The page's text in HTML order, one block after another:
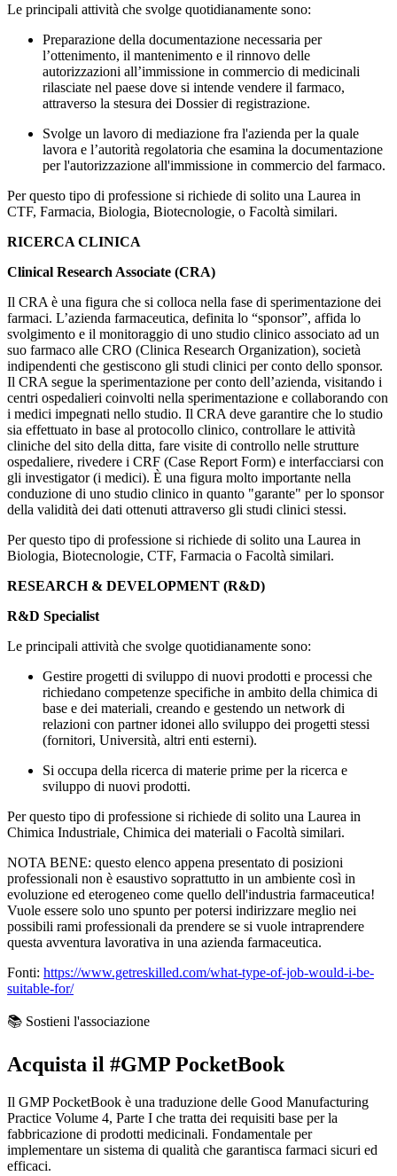
Le principali attività che svolge quotidianamente sono:
Preparazione della documentazione necessaria per
l’ottenimento, il mantenimento e il rinnovo delle
autorizzazioni all’immissione in commercio di medicinali
rilasciate nel paese dove si intende vendere il farmaco,
attraverso la stesura dei Dossier di registrazione.
Svolge un lavoro di mediazione fra l'azienda per la quale
lavora e l’autorità regolatoria che esamina la documentazione
per l'autorizzazione all'immissione in commercio del farmaco.
Per questo tipo di professione si richiede di solito una Laurea in
CTF, Farmacia, Biologia, Biotecnologie, o Facoltà similari.
RICERCA CLINICA
Clinical Research Associate (CRA)
Il CRA è una figura che si colloca nella fase di sperimentazione dei
farmaci. L’azienda farmaceutica, definita lo “sponsor”, affida lo
svolgimento e il monitoraggio di uno studio clinico associato ad un
suo farmaco alle CRO (Clinica Research Organization), società
indipendenti che gestiscono gli studi clinici per conto dello sponsor.
Il CRA segue la sperimentazione per conto dell’azienda, visitando i
centri ospedalieri coinvolti nella sperimentazione e collaborando con
i medici impegnati nello studio. Il CRA deve garantire che lo studio
sia effettuato in base al protocollo clinico, controllare le attività
cliniche del sito della ditta, fare visite di controllo nelle strutture
ospedaliere, rivedere i CRF (Case Report Form) e interfacciarsi con
gli investigator (i medici). È una figura molto importante nella
conduzione di uno studio clinico in quanto "garante" per lo sponsor
della validità dei dati ottenuti attraverso gli studi clinici stessi.
Per questo tipo di professione si richiede di solito una Laurea in
Biologia, Biotecnologie, CTF, Farmacia o Facoltà similari.
RESEARCH & DEVELOPMENT (R&D)
R&D Specialist
Le principali attività che svolge quotidianamente sono:
Gestire progetti di sviluppo di nuovi prodotti e processi che
richiedano competenze specifiche in ambito della chimica di
base e dei materiali, creando e gestendo un network di
relazioni con partner idonei allo sviluppo dei progetti stessi
(fornitori, Università, altri enti esterni).
Si occupa della ricerca di materie prime per la ricerca e
sviluppo di nuovi prodotti.
Per questo tipo di professione si richiede di solito una Laurea in
Chimica Industriale, Chimica dei materiali o Facoltà similari.
NOTA BENE: questo elenco appena presentato di posizioni
professionali non è esaustivo soprattutto in un ambiente così in
evoluzione ed eterogeneo come quello dell'industria farmaceutica!
Vuole essere solo uno spunto per potersi indirizzare meglio nei
possibili rami professionali da prendere se si vuole intraprendere
questa avventura lavorativa in una azienda farmaceutica.
Fonti: https://www.getreskilled.com/what-type-of-job-would-i-be-
suitable-for/
📚 Sostieni l'associazione
Acquista il #GMP PocketBook
Il GMP PocketBook è una traduzione delle Good Manufacturing
Practice Volume 4, Parte I che tratta dei requisiti base per la
fabbricazione di prodotti medicinali. Fondamentale per
implementare un sistema di qualità che garantisca farmaci sicuri ed
efficaci.